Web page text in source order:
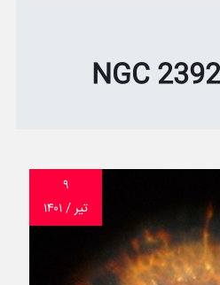
۹
تیر / ۱۴۰۱